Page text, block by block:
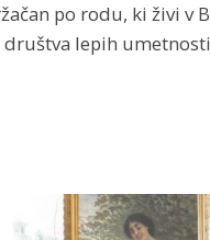
po rodu, ki živi v
lepih